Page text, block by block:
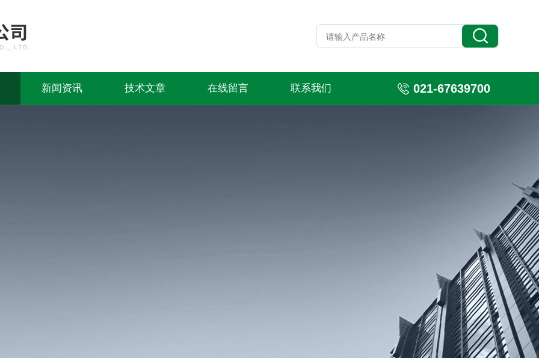
新闻资讯 技术文章 在线留言 联系我们 021-67639700